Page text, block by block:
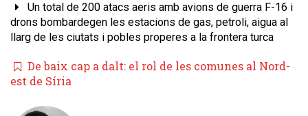
Un total de 200 atacs aeris amb avions de guerra F-16 i
drons bombardegen les estacions de gas, petroli, aigua al
llarg de les ciutats i pobles properes a la frontera turca
De baix cap a dalt: el rol de les comunes al Nord-
est de Síria